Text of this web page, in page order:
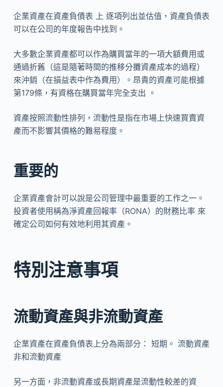
企業資產在資產負債表 上 逐項列出並估值，資產負債表
可以在公司的年度報告中找到。
大多數企業資產都可以作為購買當年的一項大額費用或
通過折舊（這是隨著時間的推移分攤資產成本的過程）
來沖銷（在損益表中作為費用）。昂貴的資產可能根據
第179條，有資格在購買當年完全支出 。
資產按照流動性排列，流動性是指在市場上快速買賣資
產而不影響其價格的難易程度。
重要的
企業資產會計可以說是公司管理中最重要的工作之一。
投資者使用稱為淨資產回報率（RONA）的財務比率 來
確定公司如何有效地利用其資產。
特別注意事項
流動資產與非流動資產
企業資產在資產負債表上分為兩部分： 短期。 流動資產
非和流動資產
另一方面，非流動資產或長期資產是流動性較差的資